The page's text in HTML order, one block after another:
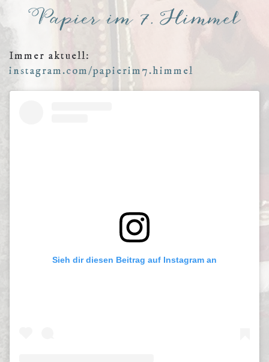
Immer aktuell:
instagram.com/papierim7.himmel
Sieh dir diesen Beitrag auf Instagram an